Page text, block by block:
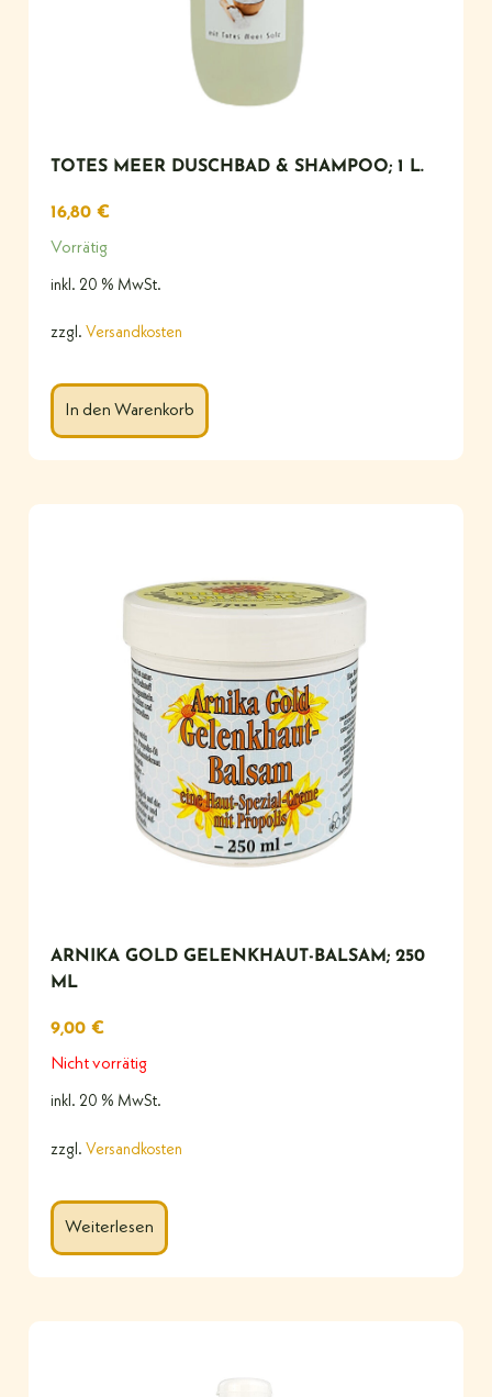
TOTES MEER DUSCHBAD & SHAMPOO; 1 L.
16,80 €
Vorrätig
inkl. 20 % MwSt.
zzgl. Versandkosten
In den Warenkorb
ARNIKA GOLD GELENKHAUT-BALSAM; 250
ML
9,00 €
Nicht vorrätig
inkl. 20 % MwSt.
zzgl. Versandkosten
Weiterlesen